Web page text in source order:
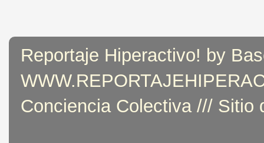
Reportaje Hiperactivo! by
Conciencia Colectiva /// Sitio